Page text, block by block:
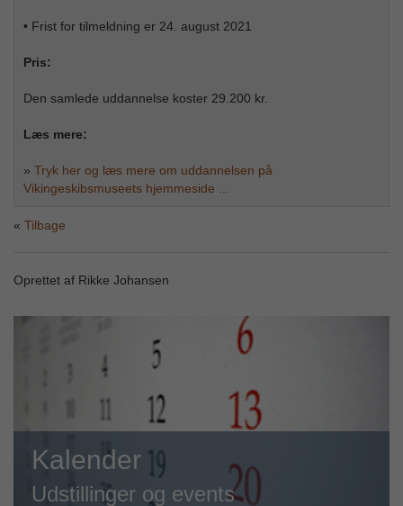
• Frist for tilmeldning er 24. august 2021
Pris:
Den samlede uddannelse koster 29.200 kr.
Læs mere:
» Tryk her og læs mere om uddannelsen på
Vikingeskibsmuseets hjemmeside ...
Tilbage
Oprettet af Rikke Johansen
Kalender
Udstillinger og events